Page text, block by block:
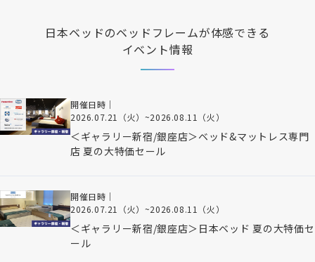
日本ベッドのベッドフレームが体感できる
イベント情報
開催日時｜
2026.07.21（火） ~2026.08.11（火）
＜ギャラリー新宿/銀座店＞ベッド&マットレス専門
店 夏の大特価セール
開催日時｜
2026.07.21（火） ~2026.08.11（火）
＜ギャラリー新宿/銀座店＞日本ベッド 夏の大特価セ
ール